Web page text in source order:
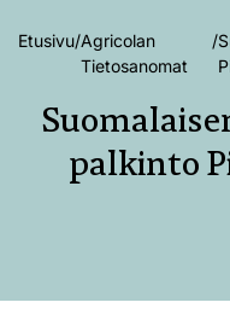
Etusivu/Agricolan
Tietosanomat
/
palkinto